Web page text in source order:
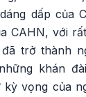
dấp của
CAHN, với
đã trở thành
khán
vọng của